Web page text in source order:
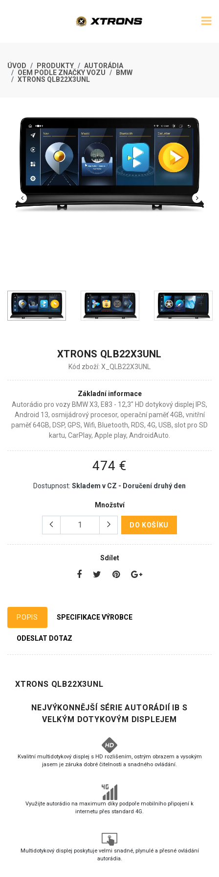
ÚVOD PRODUKTY
AUTORÁDIA
OEM PODLE ZNAČKY VOZU
BMW
XTRONS QLB22X3UNL
XTRONS QLB22X3UNL
Kód zboží: X_QLB22X3UNL
Základní informace
Autorádio pro vozy BMW X3, E83 - 12,3" HD dotykový displej IPS,
Android 13, osmijádrový procesor, operační paměť 4GB, vnitřní
paměť 64GB, DSP, GPS, Wifi, Bluetooth, RDS, 4G, USB, slot pro SD
kartu, CarPlay, Apple play, AndroidAuto.
474 €
Dostupnost: Skladem v CZ - Doručení druhý den
Množství
DO KOŠÍKU
Sdílet
POPIS SPECIFIKACE VÝROBCE
ODESLAT DOTAZ
XTRONS QLB22X3UNL
NEJVÝKONNĚJŠÍ SÉRIE AUTORÁDIÍ IB S
VELKÝM DOTYKOVÝM DISPLEJEM
Kvalitní multidotykový displej s HD rozlišením, ostrým obrazem a vysokým
jasem je záruka dobré čitelnosti a snadného ovládání.
Využijte autorádio na maximum díky podpoře mobilního připojení k
internetu přes standard 4G.
Multidotykový displej poskytuje velmi snadné, plynulé a přesné ovládání
autorádia.